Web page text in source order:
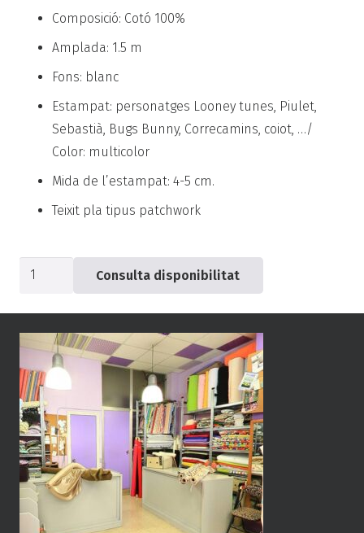
Composició: Cotó 100%
Amplada: 1.5 m
Fons: blanc
Estampat: personatges Looney tunes, Piulet,
Sebastià, Bugs Bunny, Correcamins, coiot, …/
Color: multicolor
Mida de l’estampat: 4-5 cm.
Teixit pla tipus patchwork
quantitat
Popelín
Looney
Tunes
-0449-
Consulta disponibilitat